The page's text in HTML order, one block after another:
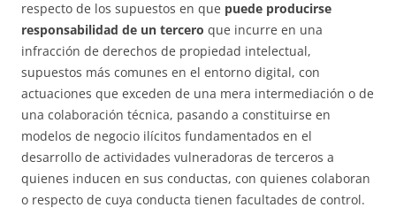
respecto de los supuestos en que puede producirse
responsabilidad de un tercero que incurre en una
infracción de derechos de propiedad intelectual,
supuestos más comunes en el entorno digital, con
actuaciones que exceden de una mera intermediación o de
una colaboración técnica, pasando a constituirse en
modelos de negocio ilícitos fundamentados en el
desarrollo de actividades vulneradoras de terceros a
quienes inducen en sus conductas, con quienes colaboran
o respecto de cuya conducta tienen facultades de control.